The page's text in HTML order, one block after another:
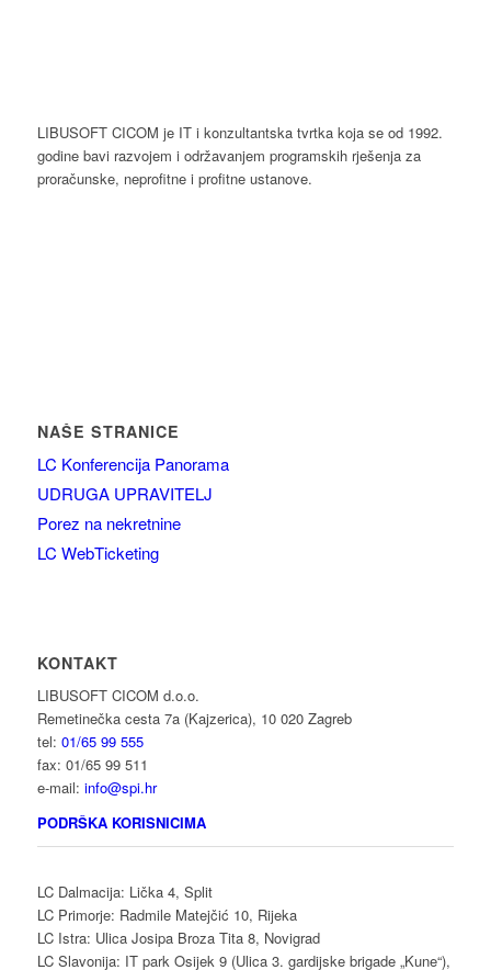
LIBUSOFT CICOM je IT i konzultantska tvrtka koja se od 1992.
godine bavi razvojem i održavanjem programskih rješenja za
proračunske, neprofitne i profitne ustanove.
NAŠE STRANICE
LC Konferencija Panorama
UDRUGA UPRAVITELJ
Porez na nekretnine
LC WebTicketing
KONTAKT
LIBUSOFT CICOM d.o.o.
Remetinečka cesta 7a (Kajzerica), 10 020 Zagreb
tel: 01/65 99 555
fax: 01/65 99 511
e-mail: info@spi.hr
PODRŠKA KORISNICIMA
LC Dalmacija: Lička 4, Split
LC Primorje: Radmile Matejčić 10, Rijeka
LC Istra: Ulica Josipa Broza Tita 8, Novigrad
LC Slavonija: IT park Osijek 9 (Ulica 3. gardijske brigade „Kune“),